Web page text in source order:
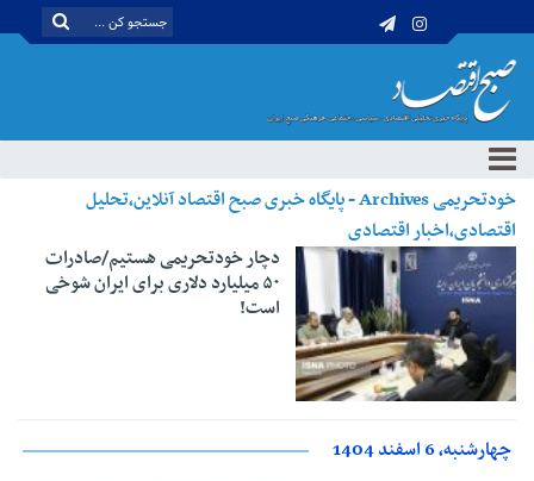
خودتحریمی Archives - پایگاه خبری صبح اقتصاد آنلاین،تحلیل
اقتصادی،اخبار اقتصادی
دچار خودتحریمی هستیم/صادرات
۵۰ میلیارد دلاری برای ایران شوخی
است!
چهارشنبه، 6 اسفند 1404